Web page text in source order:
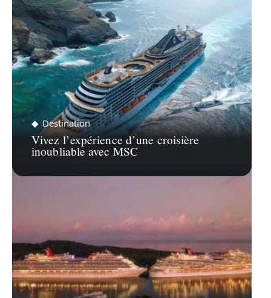
Destination
Vivez l’expérience d’une croisière
inoubliable avec MSC